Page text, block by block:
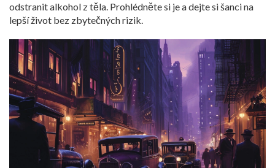
odstranit alkohol z těla. Prohlédněte si je a dejte si šanci na
lepší život bez zbytečných rizik.